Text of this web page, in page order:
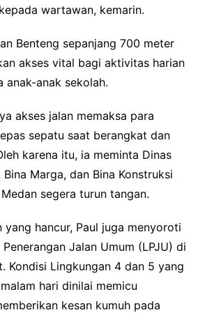
wartawan, kemarin.
Benteng sepanjang 700 meter
akses vital bagi aktivitas harian
anak-anak sekolah.
akses jalan memaksa para
sepatu saat berangkat dan
karena itu, ia meminta Dinas
Marga, dan Bina Konstruksi
segera turun tangan.
yang hancur, Paul juga menyoroti
Jalan Umum (LPJU) di
Kondisi Lingkungan 4 dan 5 yang
hari dinilai memicu
kesan kumuh pada